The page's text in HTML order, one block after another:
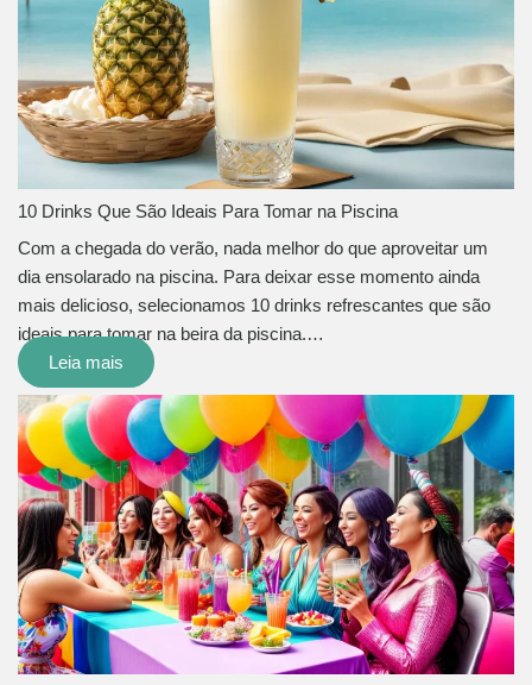
10 Drinks Que São Ideais Para Tomar na Piscina
Com a chegada do verão, nada melhor do que aproveitar um
dia ensolarado na piscina. Para deixar esse momento ainda
mais delicioso, selecionamos 10 drinks refrescantes que são
ideais para tomar na beira da piscina.…
Leia mais